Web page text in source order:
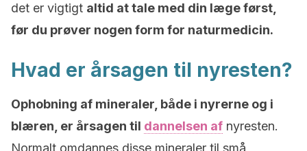
det er vigtigt altid at tale med din læge først,
før du prøver nogen form for naturmedicin.
Hvad er årsagen til nyresten?
Ophobning af mineraler, både i nyrerne og i
blæren, er årsagen til dannelsen af nyresten.
Normalt omdannes disse mineraler til små